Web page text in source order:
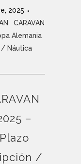
2025
CARAVAN
Alemania
/ Náutica
–
/